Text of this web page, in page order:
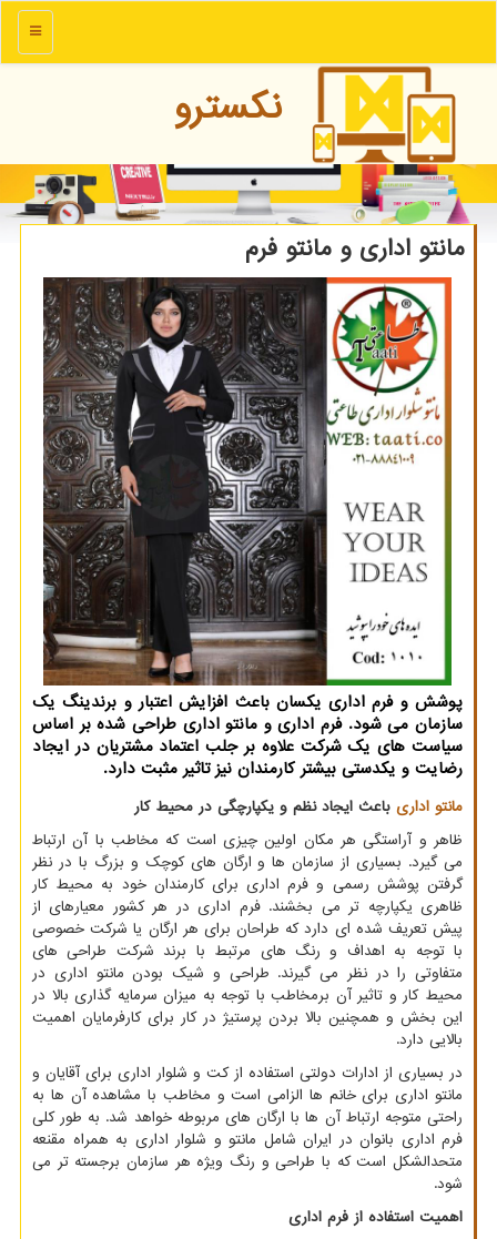
منو
نكسترو
مانتو اداری و مانتو فرم
پوشش و فرم اداری یكسان باعث افزایش اعتبار و برندینگ یك
سازمان می شود. فرم اداری و مانتو اداری طراحی شده بر اساس
سیاست های یك شركت علاوه بر جلب اعتماد مشتریان در ایجاد
رضایت و یكدستی بیشتر كارمندان نیز تاثیر مثبت دارد.
مانتو اداری باعث ایجاد نظم و یکپارچگی در محیط کار
ظاهر و آراستگی هر مکان اولین چیزی است که مخاطب با آن ارتباط
می گیرد. بسیاری از سازمان ها و ارگان های کوچک و بزرگ با در نظر
گرفتن پوشش رسمی و فرم اداری برای کارمندان خود به محیط کار
ظاهری یکپارچه تر می بخشند. فرم اداری در هر کشور معیارهای از
پیش تعریف شده ای دارد که طراحان برای هر ارگان یا شرکت خصوصی
با توجه به اهداف و رنگ های مرتبط با برند شرکت طراحی های
متفاوتی را در نظر می گیرند. طراحی و شیک بودن مانتو اداری در
محیط کار و تاثیر آن برمخاطب با توجه به میزان سرمایه گذاری بالا در
این بخش و همچنین بالا بردن پرستیژ در کار برای کارفرمایان اهمیت
بالایی دارد.
در بسیاری از ادارات دولتی استفاده از کت و شلوار اداری برای آقایان و
مانتو اداری برای خانم ها الزامی است و مخاطب با مشاهده آن ها به
راحتی متوجه ارتباط آن ها با ارگان های مربوطه خواهد شد. به طور کلی
فرم اداری بانوان در ایران شامل مانتو و شلوار اداری به همراه مقنعه
متحدالشکل است که با طراحی و رنگ ویژه هر سازمان برجسته تر می
شود.
اهمیت استفاده از فرم اداری